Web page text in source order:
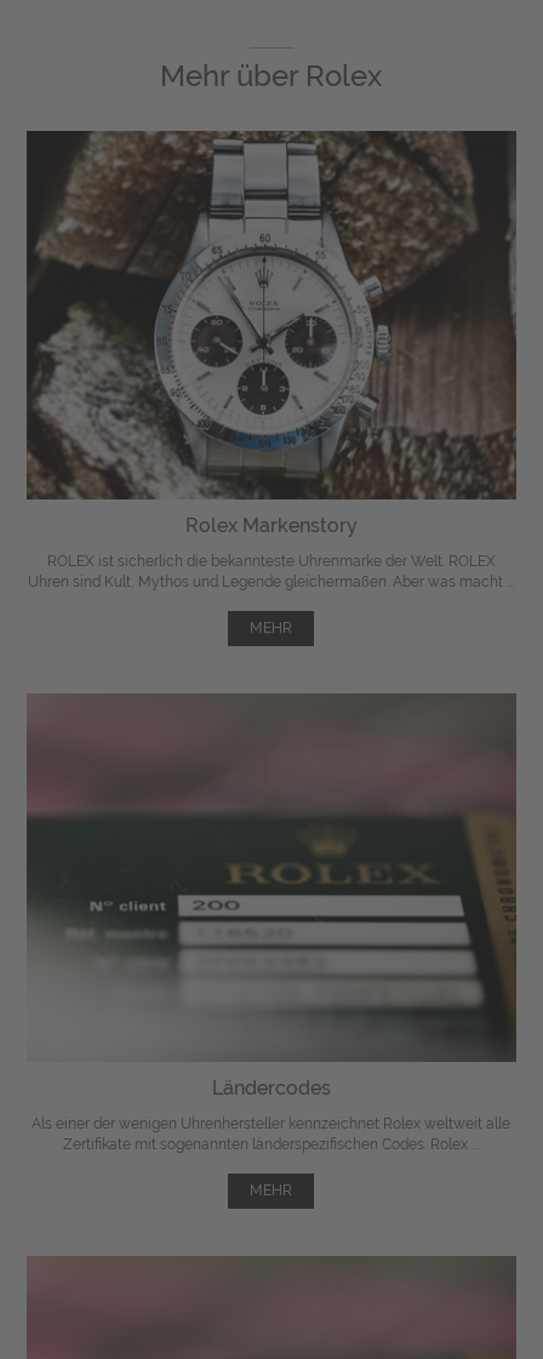
Mehr über Rolex
Rolex Markenstory
ROLEX ist sicherlich die bekannteste Uhrenmarke der Welt. ROLEX
Uhren sind Kult, Mythos und Legende gleichermaßen. Aber was macht ...
MEHR
Ländercodes
Als einer der wenigen Uhrenhersteller kennzeichnet Rolex weltweit alle
Zertifikate mit sogenannten länderspezifischen Codes. Rolex ...
MEHR